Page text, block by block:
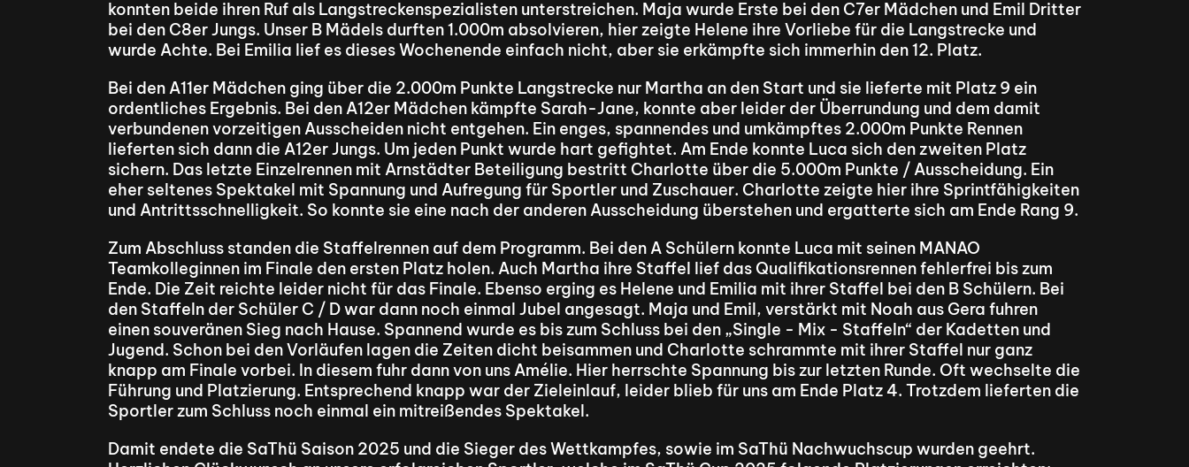
konnten beide ihren Ruf als Langstreckenspezialisten unterstreichen. Maja wurde Erste bei den C7er Mädchen und Emil Dritter
bei den C8er Jungs. Unser B Mädels durften 1.000m absolvieren, hier zeigte Helene ihre Vorliebe für die Langstrecke und
wurde Achte. Bei Emilia lief es dieses Wochenende einfach nicht, aber sie erkämpfte sich immerhin den 12. Platz.
Bei den A11er Mädchen ging über die 2.000m Punkte Langstrecke nur Martha an den Start und sie lieferte mit Platz 9 ein
ordentliches Ergebnis. Bei den A12er Mädchen kämpfte Sarah-Jane, konnte aber leider der Überrundung und dem damit
verbundenen vorzeitigen Ausscheiden nicht entgehen. Ein enges, spannendes und umkämpftes 2.000m Punkte Rennen
lieferten sich dann die A12er Jungs. Um jeden Punkt wurde hart gefightet. Am Ende konnte Luca sich den zweiten Platz
sichern. Das letzte Einzelrennen mit Arnstädter Beteiligung bestritt Charlotte über die 5.000m Punkte / Ausscheidung. Ein
eher seltenes Spektakel mit Spannung und Aufregung für Sportler und Zuschauer. Charlotte zeigte hier ihre Sprintfähigkeiten
und Antrittsschnelligkeit. So konnte sie eine nach der anderen Ausscheidung überstehen und ergatterte sich am Ende Rang 9.
Zum Abschluss standen die Staffelrennen auf dem Programm. Bei den A Schülern konnte Luca mit seinen MANAO
Teamkolleginnen im Finale den ersten Platz holen. Auch Martha ihre Staffel lief das Qualifikationsrennen fehlerfrei bis zum
Ende. Die Zeit reichte leider nicht für das Finale. Ebenso erging es Helene und Emilia mit ihrer Staffel bei den B Schülern. Bei
den Staffeln der Schüler C / D war dann noch einmal Jubel angesagt. Maja und Emil, verstärkt mit Noah aus Gera fuhren
einen souveränen Sieg nach Hause. Spannend wurde es bis zum Schluss bei den „Single - Mix - Staffeln“ der Kadetten und
Jugend. Schon bei den Vorläufen lagen die Zeiten dicht beisammen und Charlotte schrammte mit ihrer Staffel nur ganz
knapp am Finale vorbei. In diesem fuhr dann von uns Amélie. Hier herrschte Spannung bis zur letzten Runde. Oft wechselte die
Führung und Platzierung. Entsprechend knapp war der Zieleinlauf, leider blieb für uns am Ende Platz 4. Trotzdem lieferten die
Sportler zum Schluss noch einmal ein mitreißendes Spektakel.
Damit endete die SaThü Saison 2025 und die Sieger des Wettkampfes, sowie im SaThü Nachwuchscup wurden geehrt.